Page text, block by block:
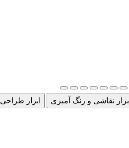
ابزار نقاشی و رنگ آمیزی ابزار